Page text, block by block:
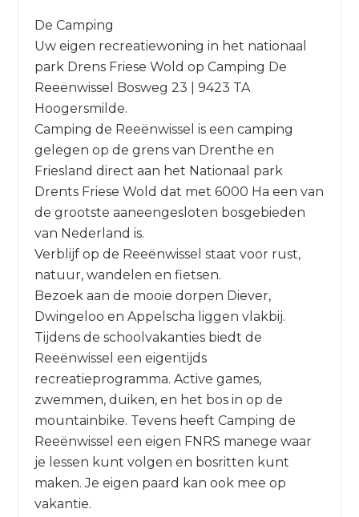
De Camping
Uw eigen recreatiewoning in het nationaal
park Drens Friese Wold op Camping De
Reeënwissel Bosweg 23 | 9423 TA
Hoogersmilde.
Camping de Reeënwissel is een camping
gelegen op de grens van Drenthe en
Friesland direct aan het Nationaal park
Drents Friese Wold dat met 6000 Ha een van
de grootste aaneengesloten bosgebieden
van Nederland is.
Verblijf op de Reeënwissel staat voor rust,
natuur, wandelen en fietsen.
Bezoek aan de mooie dorpen Diever,
Dwingeloo en Appelscha liggen vlakbij.
Tijdens de schoolvakanties biedt de
Reeënwissel een eigentijds
recreatieprogramma. Active games,
zwemmen, duiken, en het bos in op de
mountainbike. Tevens heeft Camping de
Reeënwissel een eigen FNRS manege waar
je lessen kunt volgen en bosritten kunt
maken. Je eigen paard kan ook mee op
vakantie.